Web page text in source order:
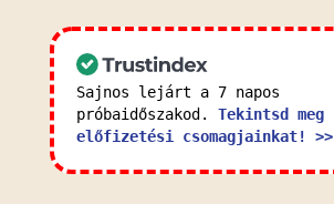
Sajnos lejárt a 7 napos
próbaidőszakod. Tekintsd meg
előfizetési csomagjainkat! >>